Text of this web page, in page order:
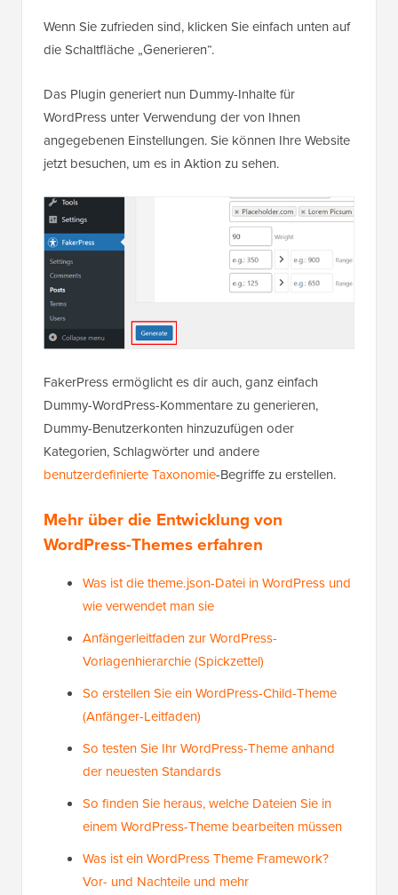
Wenn Sie zufrieden sind, klicken Sie einfach unten auf
die Schaltfläche „Generieren“.
Das Plugin generiert nun Dummy-Inhalte für
WordPress unter Verwendung der von Ihnen
angegebenen Einstellungen. Sie können Ihre Website
jetzt besuchen, um es in Aktion zu sehen.
FakerPress ermöglicht es dir auch, ganz einfach
Dummy-WordPress-Kommentare zu generieren,
Dummy-Benutzerkonten hinzuzufügen oder
Kategorien, Schlagwörter und andere
benutzerdefinierte Taxonomie-Begriffe zu erstellen.
Mehr über die Entwicklung von
WordPress-Themes erfahren
Was ist die theme.json-Datei in WordPress und
wie verwendet man sie
Anfängerleitfaden zur WordPress-
Vorlagenhierarchie (Spickzettel)
So erstellen Sie ein WordPress-Child-Theme
(Anfänger-Leitfaden)
So testen Sie Ihr WordPress-Theme anhand
der neuesten Standards
So finden Sie heraus, welche Dateien Sie in
einem WordPress-Theme bearbeiten müssen
Was ist ein WordPress Theme Framework?
Vor- und Nachteile und mehr